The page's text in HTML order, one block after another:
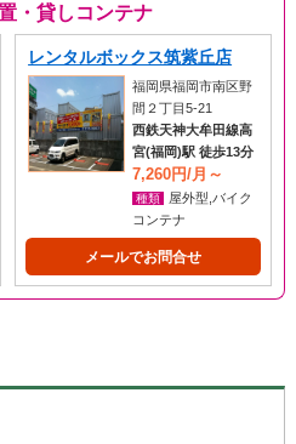
・貸しコンテナ
レンタルボックス筑紫丘店
福岡県福岡市南区野
間２丁目5-21
西鉄天神大牟田線高
宮(福岡)駅 徒歩13分
7,260円/月～
種類
屋外型,バイク
コンテナ
メールでお問合せ